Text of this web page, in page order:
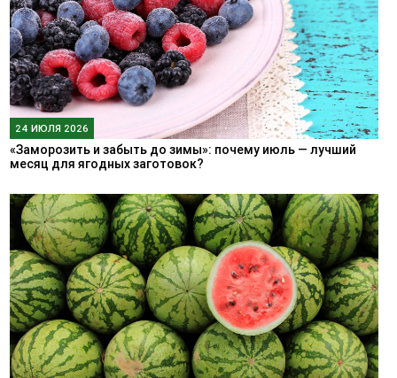
24 ИЮЛЯ 2026
«Заморозить и забыть до зимы»: почему июль — лучший
месяц для ягодных заготовок?